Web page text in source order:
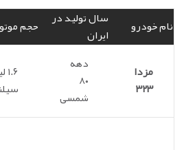
نام خودرو
سال تولید در
ایران
حجم
مزدا
۳۲۳
دهه
۸۰
شمسی